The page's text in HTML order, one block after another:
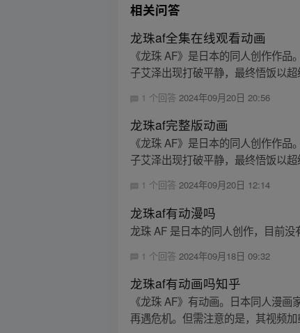
相关问答
龙珠af全集在线观看动画
《龙珠 AF》是日本的同人创作作
子艾泽出现打破平静，最终悟饭以
1 个回答2024年09月20日 20:56
龙珠af完整版动画
《龙珠 AF》是日本的同人创作作
子艾泽出现打破平静，最终悟饭以
1 个回答2024年09月20日 12:14
龙珠af有动漫吗
龙珠 AF 是日本的同人创作，目前没
1 个回答 2024年09月18日 09:32
龙珠af有动画吗知乎
《龙珠 AF》有动画。日本同人漫
再遇危机。但需注意的是，其视频加